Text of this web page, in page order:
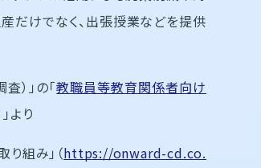
だけでなく、出張授業などを提供
）」の「教職員等教育関係者向け
」より
組み」（https://onward-cd.co.